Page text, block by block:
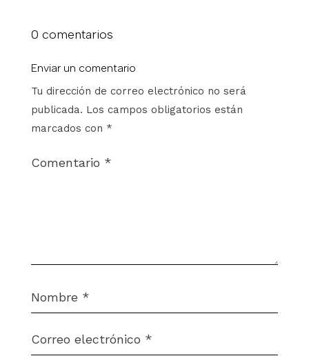
0 comentarios
Enviar un comentario
Tu dirección de correo electrónico no será
publicada. Los campos obligatorios están
marcados con *